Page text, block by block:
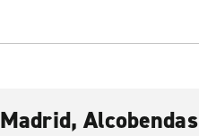
Madrid, Alcobendas